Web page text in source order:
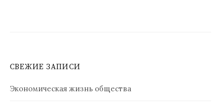
СВЕЖИЕ ЗАПИСИ
Экономическая жизнь общества